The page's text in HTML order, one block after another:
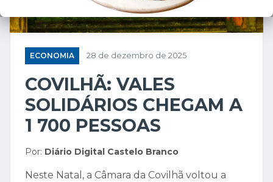
ECONOMIA 28 de dezembro de 2025
COVILHÃ: VALES
SOLIDÁRIOS CHEGAM A
1 700 PESSOAS
Por: Diário Digital Castelo Branco
Neste Natal, a Câmara da Covilhã voltou a